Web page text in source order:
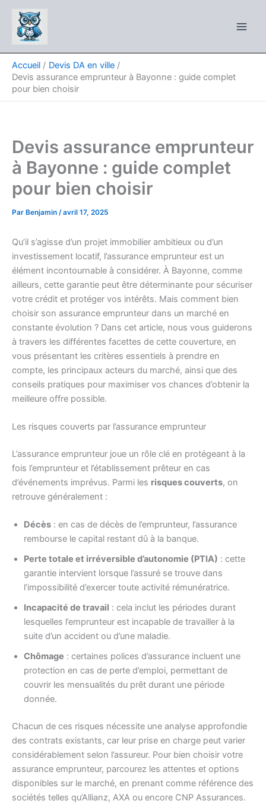
contenu
Accueil
Devis DA en ville
Devis assurance emprunteur à Bayonne : guide complet
pour bien choisir
Devis assurance emprunteur
à Bayonne : guide complet
pour bien choisir
Par Benjamin /avril 17, 2025
Qu’il s’agisse d’un projet immobilier ambitieux ou d’un
investissement locatif, l’assurance emprunteur est un
élément incontournable à considérer. À Bayonne, comme
ailleurs, cette garantie peut être déterminante pour sécuriser
votre crédit et protéger vos intérêts. Mais comment bien
choisir son assurance emprunteur dans un marché en
constante évolution ? Dans cet article, nous vous guiderons
à travers les différentes facettes de cette couverture, en
vous présentant les critères essentiels à prendre en
compte, les principaux acteurs du marché, ainsi que des
conseils pratiques pour maximiser vos chances d’obtenir la
meilleure offre possible.
Les risques couverts par l’assurance emprunteur
L’assurance emprunteur joue un rôle clé en protégeant à la
fois l’emprunteur et l’établissement prêteur en cas
d’événements imprévus. Parmi les risques couverts, on
retrouve généralement :
Décès : en cas de décès de l’emprunteur, l’assurance
rembourse le capital restant dû à la banque.
Perte totale et irréversible d’autonomie (PTIA) : cette
garantie intervient lorsque l’assuré se trouve dans
l’impossibilité d’exercer toute activité rémunératrice.
Incapacité de travail : cela inclut les périodes durant
lesquelles l’emprunteur est incapable de travailler à la
suite d’un accident ou d’une maladie.
Chômage : certaines polices d’assurance incluent une
protection en cas de perte d’emploi, permettant de
couvrir les mensualités du prêt durant une période
donnée.
Chacun de ces risques nécessite une analyse approfondie
des contrats existants, car leur prise en charge peut varier
considérablement selon l’assureur. Pour bien choisir votre
assurance emprunteur, parcourez les attentes et options
disponibles sur le marché, en prenant comme référence des
sociétés telles qu’Allianz, AXA ou encore CNP Assurances.